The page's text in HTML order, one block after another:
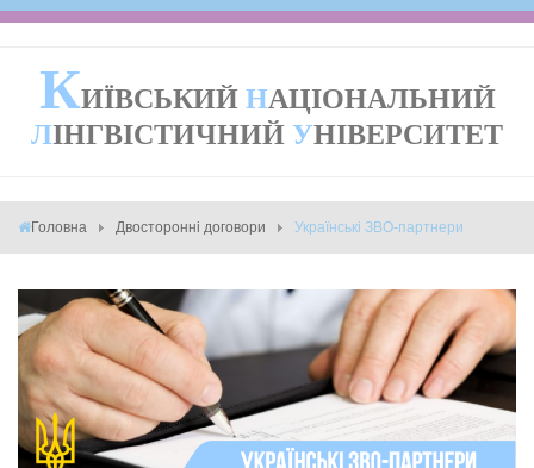
КИЇВСЬКИЙ НАЦІОНАЛЬНИЙ
ЛІНГВІСТИЧНИЙ УНІВЕРСИТЕТ
Головна Двосторонні договори Українські ЗВО-партнери